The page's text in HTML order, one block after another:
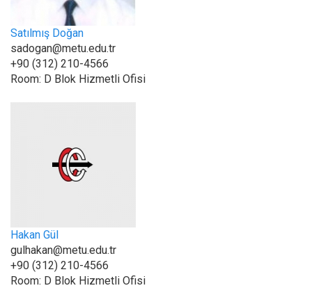
Satılmış Doğan
sadogan@metu.edu.tr
+90 (312) 210-4566
Room: D Blok Hizmetli Ofisi
Hakan Gül
gulhakan@metu.edu.tr
+90 (312) 210-4566
Room: D Blok Hizmetli Ofisi